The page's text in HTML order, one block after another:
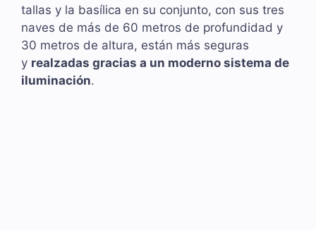
tallas y la basílica en su conjunto, con sus tres
naves de más de 60 metros de profundidad y
30 metros de altura, están más seguras
y realzadas gracias a un moderno sistema de
iluminación.